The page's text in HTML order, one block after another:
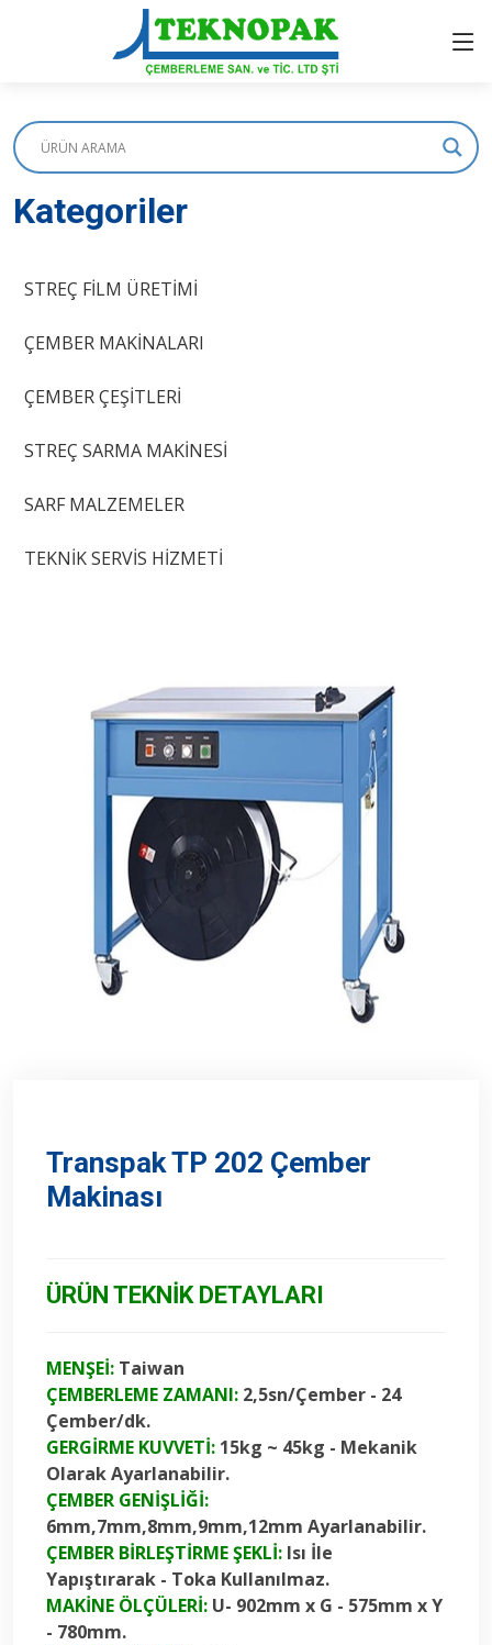
Kategoriler
STREÇ FİLM ÜRETİMİ
ÇEMBER MAKİNALARI
ÇEMBER ÇEŞİTLERİ
STREÇ SARMA MAKİNESİ
SARF MALZEMELER
TEKNİK SERVİS HİZMETİ
Transpak TP 202 Çember
Makinası
ÜRÜN TEKNİK DETAYLARI
MENŞEİ: Taiwan
ÇEMBERLEME ZAMANI: 2,5sn/Çember - 24
Çember/dk.
GERGİRME KUVVETİ: 15kg ~ 45kg - Mekanik
Olarak Ayarlanabilir.
ÇEMBER GENİŞLİĞİ:
6mm,7mm,8mm,9mm,12mm Ayarlanabilir.
ÇEMBER BİRLEŞTİRME ŞEKLİ: Isı İle
Yapıştırarak - Toka Kullanılmaz.
MAKİNE ÖLÇÜLERİ: U- 902mm x G - 575mm x Y
- 780mm.